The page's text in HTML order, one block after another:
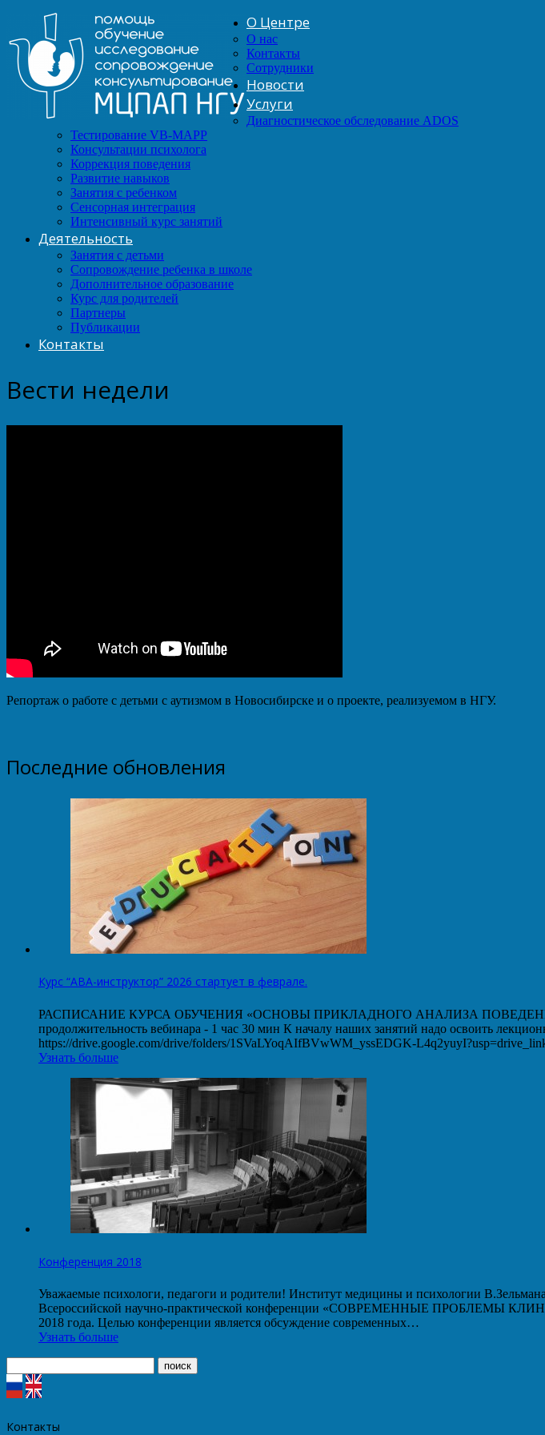
О Центре
О нас
Контакты
Сотрудники
Новости
Услуги
Диагностическое обследование ADOS
Тестирование VB-MAPP
Консультации психолога
Коррекция поведения
Развитие навыков
Занятия с ребенком
Сенсорная интеграция
Интенсивный курс занятий
Деятельность
Занятия с детьми
Сопровождение ребенка в школе
Дополнительное образование
Курс для родителей
Партнеры
Публикации
Контакты
Вести недели
Репортаж о работе с детьми с аутизмом в Новосибирске и о проекте, реализуемом в НГУ.
Последние обновления
Курс “АВА-инструктор” 2026 стартует в феврале.
РАСПИСАНИЕ КУРСА ОБУЧЕНИЯ «ОСНОВЫ ПРИКЛАДНОГО АНАЛИЗА ПОВЕДЕНИЯ»
продолжительность вебинара - 1 час 30 мин К началу наших занятий надо освоить
https://drive.google.com/drive/folders/1SVaLYoqAIfBVwWM_yssEDGK-
Узнать больше
Конференция 2018
Уважаемые психологи, педагоги и родители! Институт медицины и психологии
Всероссийской научно-практической конференции «СОВРЕМЕННЫЕ ПРОБЛЕМЫ
2018 года. Целью конференции является обсуждение современных…
Узнать больше
Контакты